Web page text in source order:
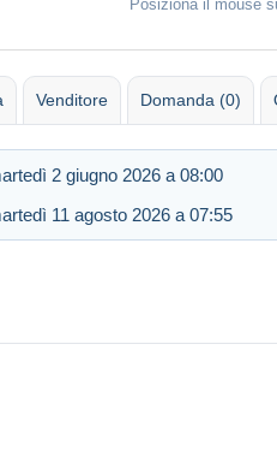
Posiziona il mouse
Venditore Domanda (0)
2 giugno 2026 a 08:00
11 agosto 2026 a 07:55